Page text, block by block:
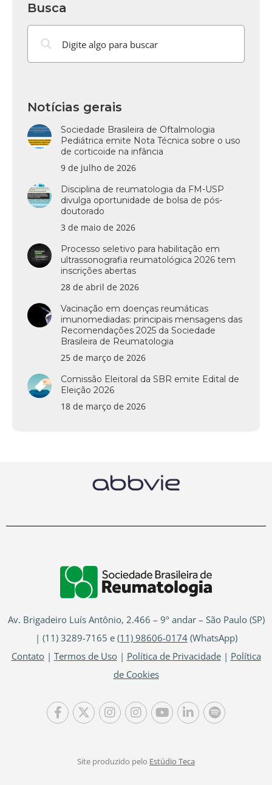
Busca
Notícias gerais
Sociedade Brasileira de Oftalmologia
Pediátrica emite Nota Técnica sobre o uso
de corticoide na infância
9 de julho de 2026
Disciplina de reumatologia da FM-USP
divulga oportunidade de bolsa de pós-
doutorado
3 de maio de 2026
Processo seletivo para habilitação em
ultrassonografia reumatológica 2026 tem
inscrições abertas
28 de abril de 2026
Vacinação em doenças reumáticas
imunomediadas: principais mensagens das
Recomendações 2025 da Sociedade
Brasileira de Reumatologia
25 de março de 2026
Comissão Eleitoral da SBR emite Edital de
Eleição 2026
18 de março de 2026
Av. Brigadeiro Luís Antônio, 2.466 – 9º andar – São Paulo (SP)
| (11) 3289-7165 e (11) 98606-0174(WhatsApp)
Contato| Termos de Uso| Política de Privacidade| Política
de Cookies
Site produzido pelo Estúdio Teca